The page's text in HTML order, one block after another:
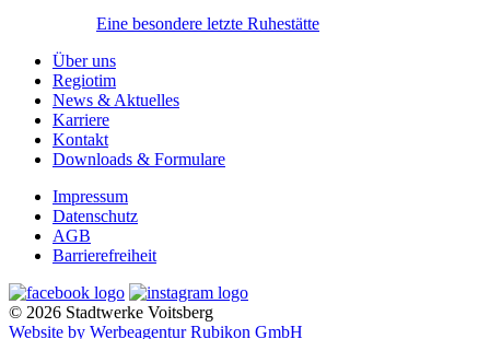
Eine besondere letzte Ruhestätte
Über uns
Regiotim
News & Aktuelles
Karriere
Kontakt
Downloads & Formulare
Impressum
Datenschutz
AGB
Barrierefreiheit
© 2026 Stadtwerke Voitsberg
Website by Werbeagentur Rubikon GmbH